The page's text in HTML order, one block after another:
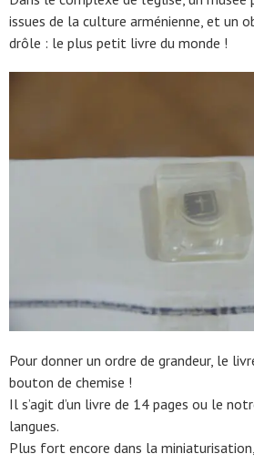
issues de la culture arménienne, et un
drôle : le plus petit livre du monde !
Pour donner un ordre de grandeur, le
bouton de chemise !
Il s’agit d’un livre de 14 pages ou le
langues.
Plus fort encore dans la